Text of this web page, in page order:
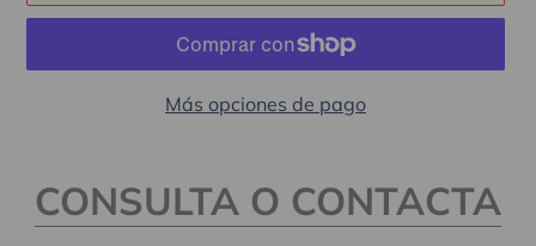
Más opciones de pago
el
producto
CONSULTA O CONTACTA